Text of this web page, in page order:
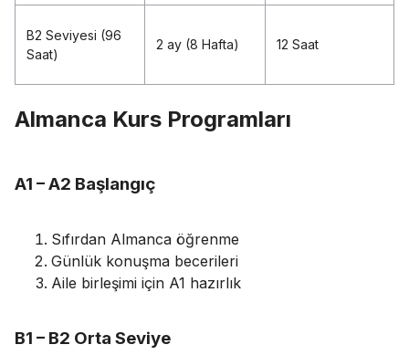
B2 Seviyesi (96
Saat)
2 ay (8 Hafta) 12 Saat
Almanca Kurs Programları
A1 – A2 Başlangıç
Sıfırdan Almanca öğrenme
Günlük konuşma becerileri
Aile birleşimi için A1 hazırlık
B1 – B2 Orta Seviye